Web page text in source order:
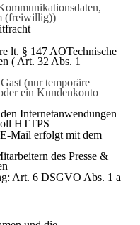
(freiwillig))
lt. § 147 AOTechnische
( Art. 32 Abs. 1
(nur temporäre
ein Kundenkonto
Internetanwendungen
HTTPS
Mail erfolgt mit dem
des Presse &
Art. 6 DSGVO Abs. 1 a